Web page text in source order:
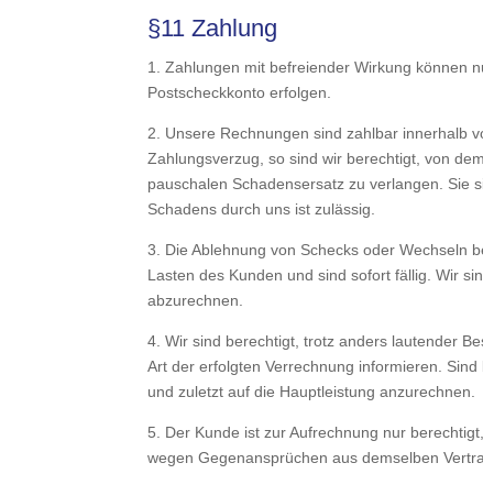
§11 Zahlung
1. Zahlungen mit befreiender Wirkung können
Postscheckkonto erfolgen.
2. Unsere Rechnungen sind zahlbar innerhalb
Zahlungsverzug, so sind wir berechtigt, von
pauschalen Schadensersatz zu verlangen. Sie
Schadens durch uns ist zulässig.
3. Die Ablehnung von Schecks oder Wechseln
Lasten des Kunden und sind sofort fällig. Wir
abzurechnen.
4. Wir sind berechtigt, trotz anders lautender
Art der erfolgten Verrechnung informieren.
und zuletzt auf die Hauptleistung anzurechnen.
5. Der Kunde ist zur Aufrechnung nur
wegen Gegenansprüchen aus demselben